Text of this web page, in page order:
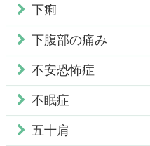
下痢
下腹部の痛み
不安恐怖症
不眠症
五十肩